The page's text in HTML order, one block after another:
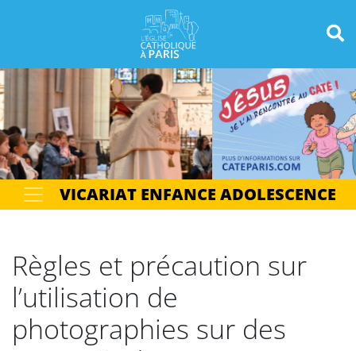
Votre recherche OK
VICARIAT ENFANCE ADOLESCENCE
Règles et précaution sur
l’utilisation de
photographies sur des
Panneau de gestion des cookies